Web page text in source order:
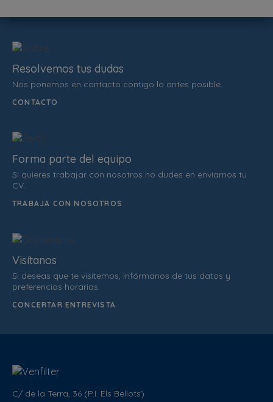
C/ de la Terra, 36 (P.I. Els Bellots)
Resolvemos tus dudas
Nos ponemos en contacto contigo lo antes posible.
CONTACTO
Forma parte del equipo
Si quieres trabajar con nosotros no dudes en enviarnos tu
CV.
TRABAJA CON NOSOTROS
Visítanos
Si deseas que te visitemos, infórmanos de tus datos y
preferencias horarias.
CONCERTAR ENTREVISTA